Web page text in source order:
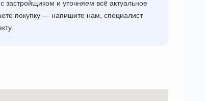
и уточняем всё актуальное
покупку — напишите нам, специалист